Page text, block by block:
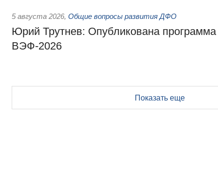
5 августа 2026, Общие вопросы развития ДФО
Юрий Трутнев: Опубликована
ВЭФ-2026
Показать еще